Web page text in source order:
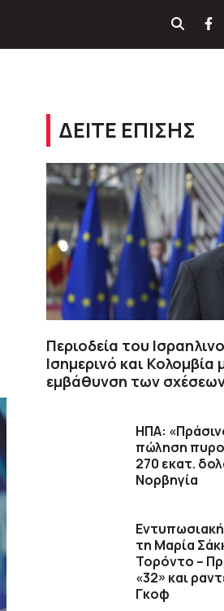
ΔΕΙΤΕ ΕΠΙΣΗΣ
Περιοδεία του
Ισημερινό και Κολομβία
εμβάθυνση των
ΗΠΑ:
πώληση
270 εκατ.
Νορβηγία
τη Μαρία
Τορόντο –
«32» και
Γκοφ